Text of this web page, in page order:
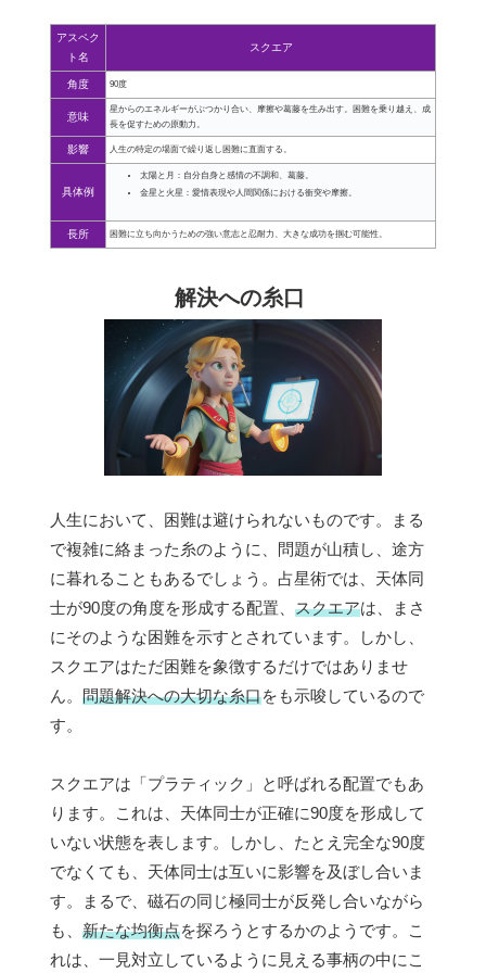
アスペク
ト名
スクエア
角度 90度
意味
星からのエネルギーがぶつかり合い、摩擦や葛藤を生み出す。困難を乗り越え、成
長を促すための原動力。
影響 人生の特定の場面で繰り返し困難に直面する。
具体例
太陽と月：自分自身と感情の不調和、葛藤。
金星と火星：愛情表現や人間関係における衝突や摩擦。
長所 困難に立ち向かうための強い意志と忍耐力、大きな成功を掴む可能性。
解決への糸口
人生において、困難は避けられないものです。まる
で複雑に絡まった糸のように、問題が山積し、途方
に暮れることもあるでしょう。占星術では、天体同
士が90度の角度を形成する配置、 スクエアは、まさ
にそのような困難を示すとされています。しかし、
スクエアはただ困難を象徴するだけではありませ
ん。 問題解決への大切な糸口をも示唆しているので
す。
スクエアは「プラティック」と呼ばれる配置でもあ
ります。これは、天体同士が正確に90度を形成して
いない状態を表します。しかし、たとえ完全な90度
でなくても、天体同士は互いに影響を及ぼし合いま
す。まるで、磁石の同じ極同士が反発し合いながら
も、 新たな均衡点を探ろうとするかのようです。こ
れは、一見対立しているように見える事柄の中にこ